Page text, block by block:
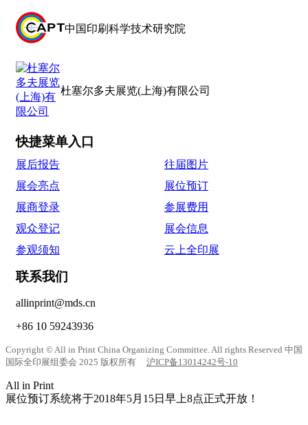
中国印刷科学技术研究院
杜塞尔多夫展览(上海)有限公司
快捷菜单入口
展后报告
往届图片
展会亮点
展位预订
展商登录
参展费用
观众登记
展会信息
参观须知
云上全印展
联系我们
allinprint@mds.cn
+86 10 59243936
Copyright © All in Print China Organizing Committee. All rights Reserved 中国
国际全印展组委会 2025 版权所有 沪ICP备13014242号-10
All in Print
展位预订系统将于2018年5月15日早上8点正式开放！